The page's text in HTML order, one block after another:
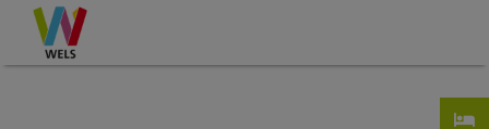
Zum Inhalt
Zur Navigation
Zum Seitenanfang